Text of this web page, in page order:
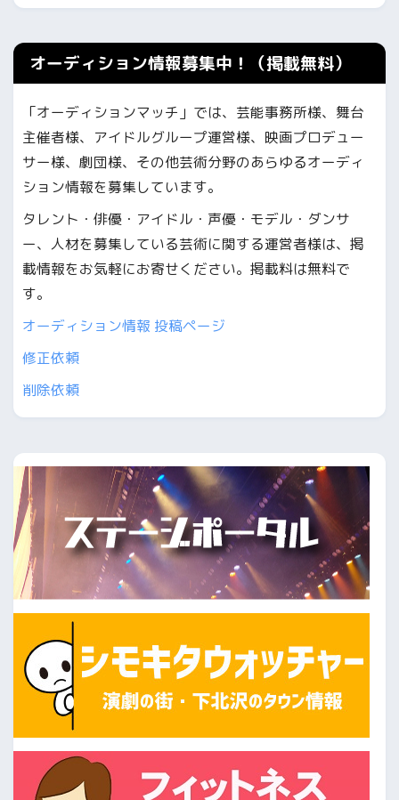
オーディション情報募集中！（掲載無料）
「オーディションマッチ」では、芸能事務所様、舞台
主催者様、アイドルグループ運営様、映画プロデュー
サー様、劇団様、その他芸術分野のあらゆるオーディ
ション情報を募集しています。
タレント・俳優・アイドル・声優・モデル・ダンサ
ー、人材を募集している芸術に関する運営者様は、掲
載情報をお気軽にお寄せください。掲載料は無料で
す。
オーディション情報 投稿ページ
修正依頼
削除依頼